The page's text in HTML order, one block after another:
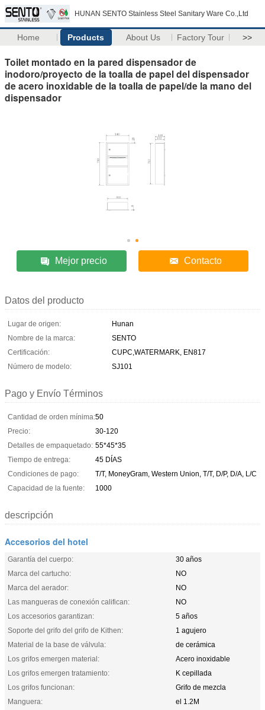
HUNAN SENTO Stainless Steel Sanitary Ware Co.,Ltd
Home Products About Us Factory Tour >>
Toilet montado en la pared dispensador de
inodoro/proyecto de la toalla de papel del dispensador
de acero inoxidable de la toalla de papel/de la mano del
dispensador
Mejor precio Contacto
Datos del producto
Lugar de origen:
Hunan
Nombre de la marca:
SENTO
Certificación:
CUPC,WATERMARK, EN817
Número de modelo:
SJ101
Pago y Envío Términos
Cantidad de orden mínima:50
Precio:
30-120
Detalles de empaquetado: 55*45*35
Tiempo de entrega:
45 DÍAS
Condiciones de pago:
T/T, MoneyGram, Western Union, T/T, D/P, D/A, L/C
Capacidad de la fuente:
1000
descripción
Accesorios del hotel
Garantía del cuerpo:
30 años
Marca del cartucho:
NO
Marca del aerador:
NO
Las mangueras de conexión califican:
NO
Los accesorios garantizan:
5 años
Soporte del grifo del grifo de Kithen:
1 agujero
Material de la base de válvula:
de cerámica
Los grifos emergen material:
Acero inoxidable
Los grifos emergen tratamiento:
K cepillada
Los grifos funcionan:
Grifo de mezcla
Manguera:
el 1.2M